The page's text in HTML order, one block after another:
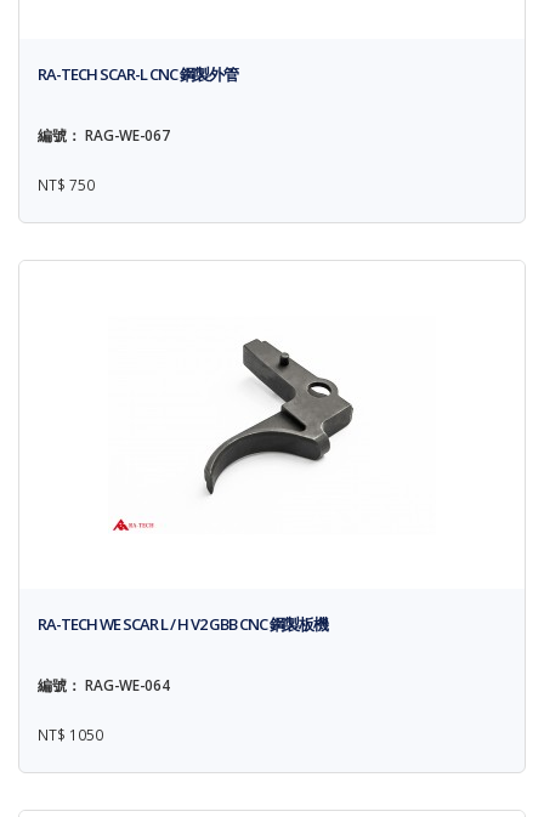
RA-TECH SCAR-L CNC 鋼製外管
編號： RAG-WE-067
NT$ 750
RA-TECH WE SCAR L / H V2 GBB CNC 鋼製板機
編號： RAG-WE-064
NT$ 1050